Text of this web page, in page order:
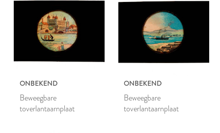
ONBEKEND
Beweegbare
toverlantaarnplaat
ONBEKEND
Beweegbare
toverlantaarnplaat